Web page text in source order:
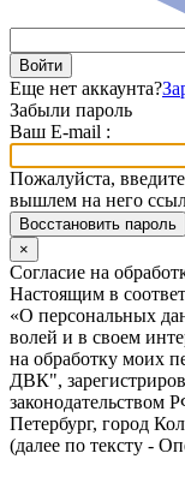
Войти
Еще нет аккаунта?
Забыли пароль
Ваш E-mail :
Пожалуйста,
вышлем на него
Восстановить пароль
×
Согласие на
Настоящим в
«О персональных
волей и в своем
на обработку моих
ДВК",
законодательством
Петербург, город
(далее по тексту -